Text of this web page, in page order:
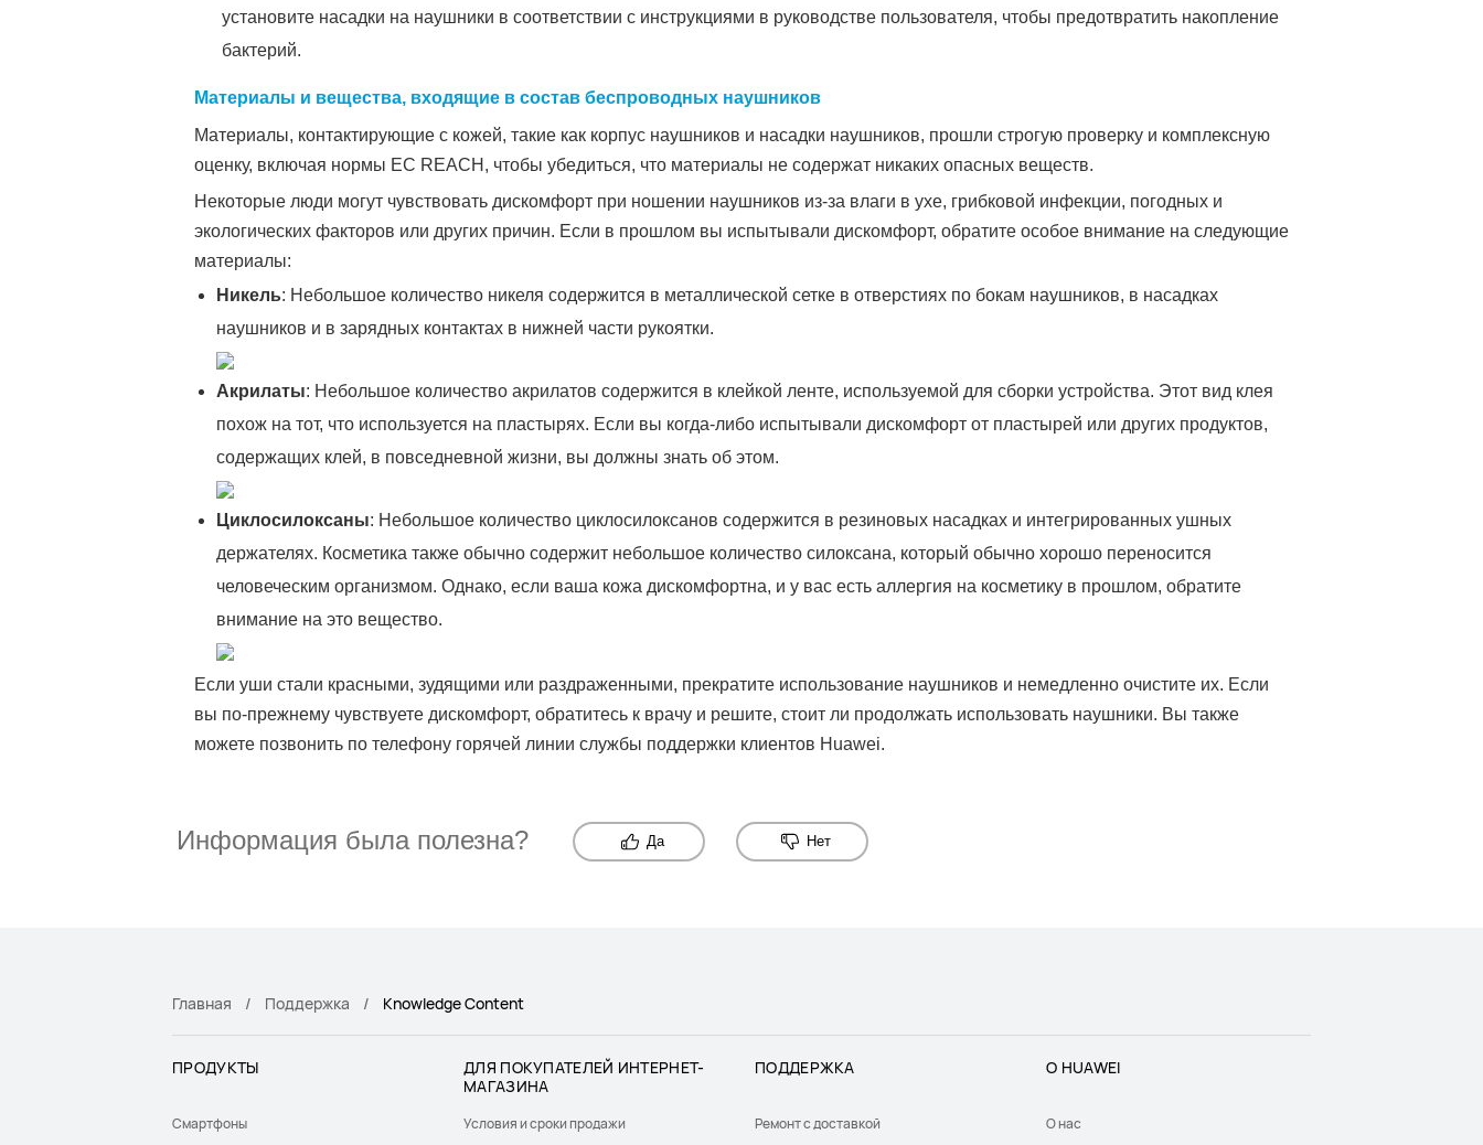
установите насадки на наушники в соответствии с инструкциями в руководстве пользователя, чтобы предотвратить накопление
бактерий.
Материалы и вещества, входящие в состав беспроводных наушников
Материалы, контактирующие с кожей, такие как корпус наушников и насадки наушников, прошли строгую проверку и комплексную
оценку, включая нормы ЕС REACH, чтобы убедиться, что материалы не содержат никаких опасных веществ.
Некоторые люди могут чувствовать дискомфорт при ношении наушников из-за влаги в ухе, грибковой инфекции, погодных и
экологических факторов или других причин. Если в прошлом вы испытывали дискомфорт, обратите особое внимание на следующие
материалы:
Никель: Небольшое количество никеля содержится в металлической сетке в отверстиях по бокам наушников, в насадках
наушников и в зарядных контактах в нижней части рукоятки.
Акрилаты: Небольшое количество акрилатов содержится в клейкой ленте, используемой для сборки устройства. Этот вид клея
похож на тот, что используется на пластырях. Если вы когда-либо испытывали дискомфорт от пластырей или других продуктов,
содержащих клей, в повседневной жизни, вы должны знать об этом.
Циклосилоксаны: Небольшое количество циклосилоксанов содержится в резиновых насадках и интегрированных ушных
держателях. Косметика также обычно содержит небольшое количество силоксана, который обычно хорошо переносится
человеческим организмом. Однако, если ваша кожа дискомфортна, и у вас есть аллергия на косметику в прошлом, обратите
внимание на это вещество.
Если уши стали красными, зудящими или раздраженными, прекратите использование наушников и немедленно очистите их. Если
вы по-прежнему чувствуете дискомфорт, обратитесь к врачу и решите, стоит ли продолжать использовать наушники. Вы также
можете позвонить по телефону горячей линии службы поддержки клиентов Huawei.
Информация была полезна? Да Нет
Главная Поддержка Knowledge Content
ПРОДУКТЫ
Смартфоны
ДЛЯ ПОКУПАТЕЛЕЙ ИНТЕРНЕТ-
МАГАЗИНА
Условия и сроки продажи
ПОДДЕРЖКА
Ремонт с доставкой
О HUAWEI
О нас